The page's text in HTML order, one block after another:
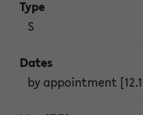
S
by appointment